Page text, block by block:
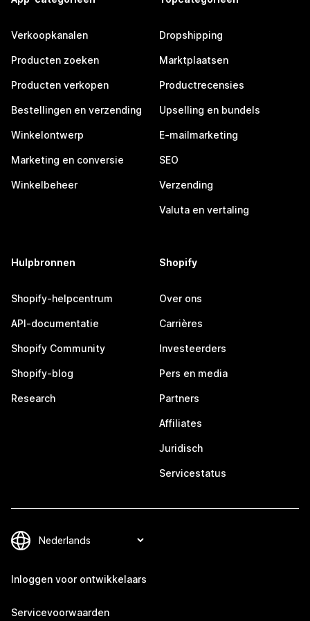
Verkoopkanalen
Producten zoeken
Producten verkopen
Bestellingen en verzending
Winkelontwerp
Marketing en conversie
Winkelbeheer
Dropshipping
Marktplaatsen
Productrecensies
Upselling en bundels
E-mailmarketing
SEO
Verzending
Valuta en vertaling
Hulpbronnen
Shopify-helpcentrum
API-documentatie
Shopify Community
Shopify-blog
Research
Shopify
Over ons
Carrières
Investeerders
Pers en media
Partners
Affiliates
Juridisch
Servicestatus
Inloggen voor ontwikkelaars
Servicevoorwaarden